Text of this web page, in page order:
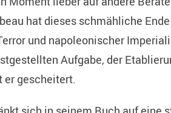
hat dieses schmähliche
und napoleonischer
Aufgabe, der
er gescheitert.